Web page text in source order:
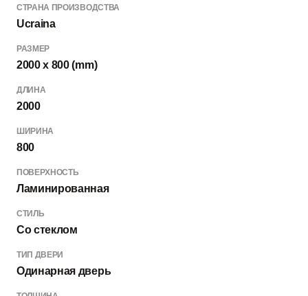
СТРАНА ПРОИЗВОДСТВА
Ucraina
РАЗМЕР
2000 x 800 (mm)
ДЛИНА
2000
ШИРИНА
800
ПОВЕРХНОСТЬ
Ламинированная
СТИЛЬ
Со стеклом
ТИП ДВЕРИ
Одинарная дверь